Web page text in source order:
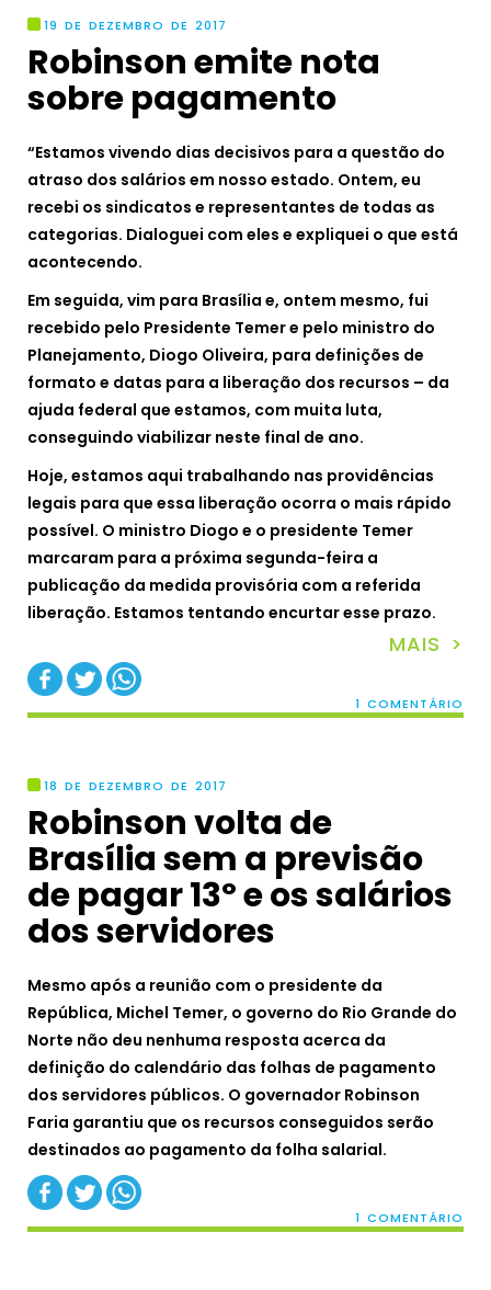
19 DE DEZEMBRO DE 2017
Robinson emite nota
sobre pagamento
“Estamos vivendo dias decisivos para a questão do
atraso dos salários em nosso estado. Ontem, eu
recebi os sindicatos e representantes de todas as
categorias. Dialoguei com eles e expliquei o que está
acontecendo.
Em seguida, vim para Brasília e, ontem mesmo, fui
recebido pelo Presidente Temer e pelo ministro do
Planejamento, Diogo Oliveira, para definições de
formato e datas para a liberação dos recursos – da
ajuda federal que estamos, com muita luta,
conseguindo viabilizar neste final de ano.
Hoje, estamos aqui trabalhando nas providências
legais para que essa liberação ocorra o mais rápido
possível. O ministro Diogo e o presidente Temer
marcaram para a próxima segunda-feira a
publicação da medida provisória com a referida
liberação. Estamos tentando encurtar esse prazo.
MAIS >
1 COMENTÁRIO
18 DE DEZEMBRO DE 2017
Robinson volta de
Brasília sem a previsão
de pagar 13º e os salários
dos servidores
Mesmo após a reunião com o presidente da
República, Michel Temer, o governo do Rio Grande do
Norte não deu nenhuma resposta acerca da
definição do calendário das folhas de pagamento
dos servidores públicos. O governador Robinson
Faria garantiu que os recursos conseguidos serão
destinados ao pagamento da folha salarial.
1 COMENTÁRIO